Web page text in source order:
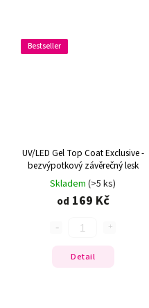
Bestseller
UV/LED Gel Top Coat Exclusive -
bezvýpotkový závěrečný lesk
Skladem (>5 ks)
od 169 Kč
Detail